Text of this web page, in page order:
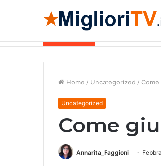
Home / Uncategorized /
Uncategorized
Come
Annarita_Faggioni